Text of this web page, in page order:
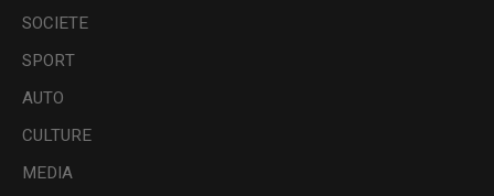
SOCIETE
SPORT
AUTO
CULTURE
MEDIA